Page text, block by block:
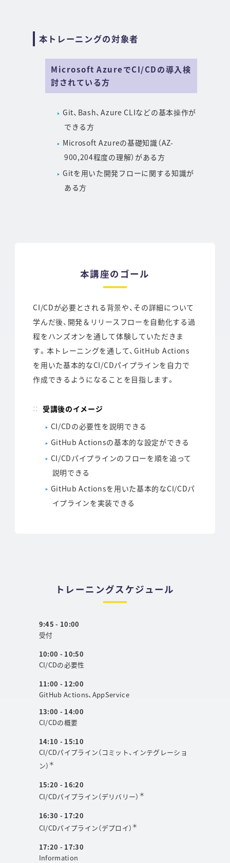
本トレーニングの対象者
Microsoft AzureでCI/CDの導入検
討されている方
Git、Bash、Azure CLIなどの基本操作が
できる方
Microsoft Azureの基礎知識（AZ-
900,204程度の理解）がある方
Gitを用いた開発フローに関する知識が
ある方
本講座のゴール
CI/CDが必要とされる背景や、その詳細について
学んだ後、開発＆リリースフローを自動化する過
程をハンズオンを通して体験していただきま
す。本トレーニングを通して、GitHub Actions
を用いた基本的なCI/CDパイプラインを自力で
作成できるようになることを目指します。
受講後のイメージ
CI/CDの必要性を説明できる
GitHub Actionsの基本的な設定ができる
CI/CDパイプラインのフローを順を追って
説明できる
GitHub Actionsを用いた基本的なCI/CDパ
イプラインを実装できる
トレーニングスケジュール
9:45 - 10:00
受付
10:00 - 10:50
CI/CDの必要性
11:00 - 12:00
GitHub Actions、AppService
13:00 - 14:00
CI/CDの概要
14:10 - 15:10
CI/CDパイプライン（コミット、インテグレーショ
ン） ＊
15:20 - 16:20
CI/CDパイプライン（デリバリー） ＊
16:30 - 17:20
CI/CDパイプライン（デプロイ） ＊
17:20 - 17:30
Information